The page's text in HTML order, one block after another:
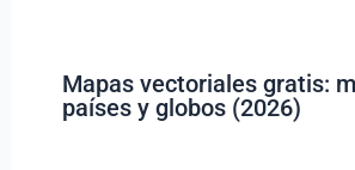
Mapas vectoriales gratis:
países y globos (2026)